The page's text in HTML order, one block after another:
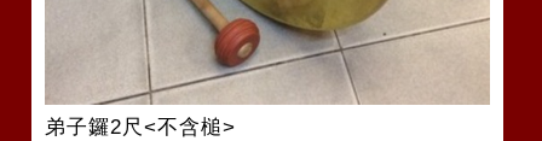
弟子鑼2尺<不含槌>